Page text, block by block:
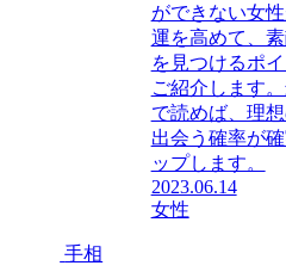
ができない女
運を高めて、
を見つけるポ
ご紹介します
で読めば、理
出会う確率が
ップします。
2023.06.14
女性
手相